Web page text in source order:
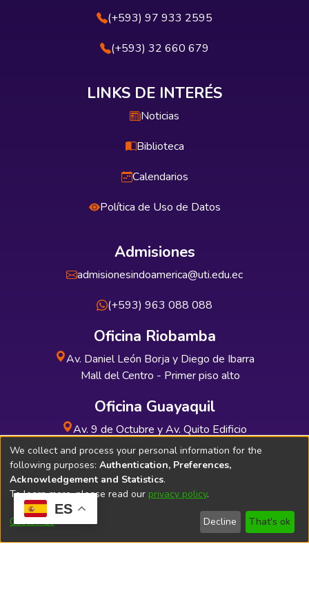
ES
(+593) 97 933 2595
(+593) 32 660 679
LINKS DE INTERÉS
Noticias
Biblioteca
Calendarios
Política de Uso de Datos
Admisiones
admisionesindoamerica@uti.edu.ec
(+593) 963 088 088
Oficina Riobamba
Av. Daniel León Borja y Diego de Ibarra
Mall del Centro - Primer piso alto
Oficina Guayaquil
Av. 9 de Octubre y Av. Quito Edificio
INDUAUTO - Planta baja
Soporte Técnico Bibliolatino.com
We collect and process your personal information for the
following purposes: Authentication, Preferences,
Acknowledgement and Statistics.
To learn more, please read our privacy policy.
Customize Decline That's ok